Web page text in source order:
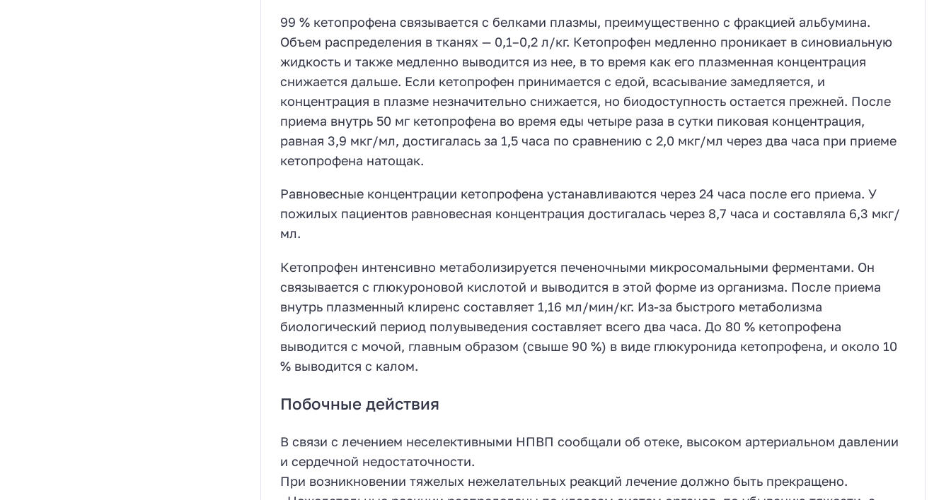
99 % кетопрофена связывается с белками плазмы, преимущественно c фракцией альбумина.
Объем распределения в тканях — 0,1–0,2 л/кг. Кетопрофен медленно проникает в синовиальную
жидкость и также медленно выводится из нее, в то время как его плазменная концентрация
снижается дальше. Если кетопрофен принимается с едой, всасывание замедляется, и
концентрация в плазме незначительно снижается, но биодоступность остается прежней. После
приема внутрь 50 мг кетопрофена во время еды четыре раза в сутки пиковая концентрация,
равная 3,9 мкг/мл, достигалась за 1,5 часа по сравнению с 2,0 мкг/мл через два часа при приеме
кетопрофена натощак.
Равновесные концентрации кетопрофена устанавливаются через 24 часа после его приема. У
пожилых пациентов равновесная концентрация достигалась через 8,7 часа и составляла 6,3 мкг/
мл.
Кетопрофен интенсивно метаболизируется печеночными микросомальными ферментами. Он
связывается с глюкуроновой кислотой и выводится в этой форме из организма. После приема
внутрь плазменный клиренс составляет 1,16 мл/мин/кг. Из-за быстрого метаболизма
биологический период полувыведения составляет всего два часа. До 80 % кетопрофена
выводится с мочой, главным образом (свыше 90 %) в виде глюкуронида кетопрофена, и около 10
% выводится с калом.
Побочные действия
В связи с лечением неселективными НПВП сообщали об отеке, высоком артериальном давлении
и сердечной недостаточности.
При возникновении тяжелых нежелательных реакций лечение должно быть прекращено.